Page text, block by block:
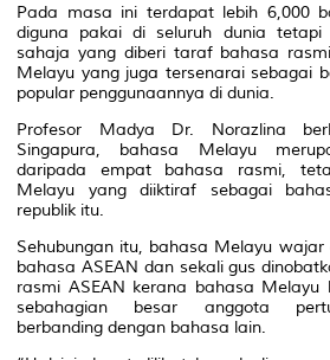
Pada masa ini terdapat lebih 6,000
diguna pakai di seluruh dunia
sahaja yang diberi taraf bahasa
Melayu yang juga tersenarai sebagai
popular penggunaannya di dunia.
Profesor Madya Dr. Norazlina
Singapura, bahasa Melayu
daripada empat bahasa rasmi,
Melayu yang diiktiraf sebagai
republik itu.
Sehubungan itu, bahasa Melayu wajar
bahasa ASEAN dan sekali gus
rasmi ASEAN kerana bahasa Melayu
sebahagian besar anggota
berbanding dengan bahasa lain.